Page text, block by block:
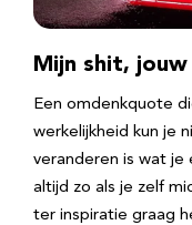
Mijn shit,
Een omdenkquote
werkelijkheid kun je
veranderen is wat
altijd zo als je zelf
ter inspiratie graag